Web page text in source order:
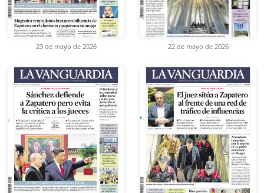
23 de mayo de 2026 22 de mayo de 2026